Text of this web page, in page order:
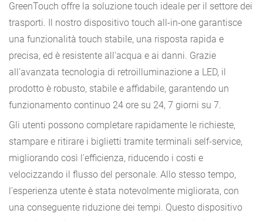
GreenTouch offre la soluzione touch ideale per il settore dei
trasporti. Il nostro dispositivo touch all-in-one garantisce
una funzionalità touch stabile, una risposta rapida e
precisa, ed è resistente all'acqua e ai danni. Grazie
all'avanzata tecnologia di retroilluminazione a LED, il
prodotto è robusto, stabile e affidabile, garantendo un
funzionamento continuo 24 ore su 24, 7 giorni su 7.
Gli utenti possono completare rapidamente le richieste,
stampare e ritirare i biglietti tramite terminali self-service,
migliorando così l'efficienza, riducendo i costi e
velocizzando il flusso del personale. Allo stesso tempo,
l'esperienza utente è stata notevolmente migliorata, con
una conseguente riduzione dei tempi. Questo dispositivo